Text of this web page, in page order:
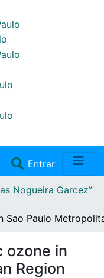
Entrar(current)
Nogueira Garcez”
Paulo
ozone in
Region